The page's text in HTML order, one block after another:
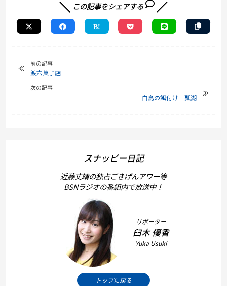
この記事をシェアする
前の記事
渡六菓子店
次の記事
白鳥の餌付け 瓢湖
スナッピー日記
近藤丈靖の独占ごきげんアワー等
BSNラジオの番組内で放送中！
リポーター
臼木 優香
Yuka Usuki
トップに戻る